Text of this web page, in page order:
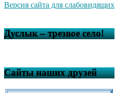
Версия сайта для слабовидящих
Дуслык – трезвое село!
Сайты наших друзей